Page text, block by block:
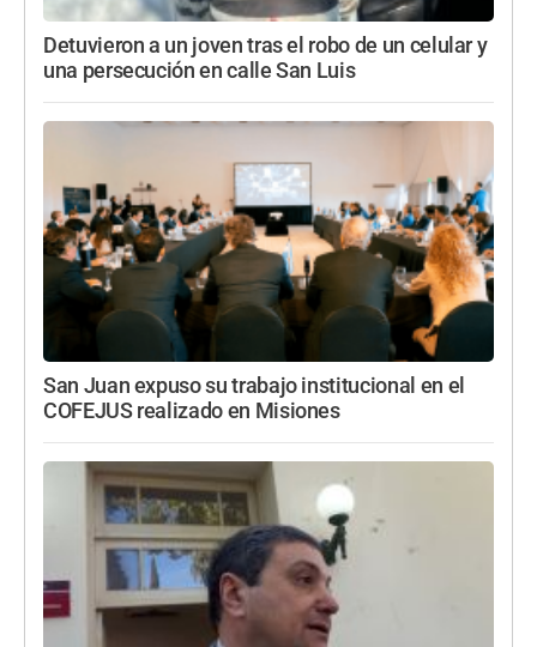
Detuvieron a un joven tras el robo de un celular y
una persecución en calle San Luis
San Juan expuso su trabajo institucional en el
COFEJUS realizado en Misiones